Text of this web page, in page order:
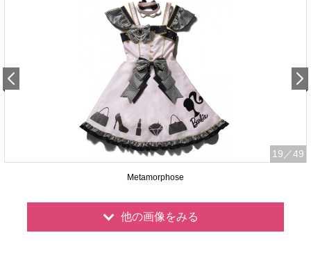
19 ／49
Metamorphose
他の画像をみる